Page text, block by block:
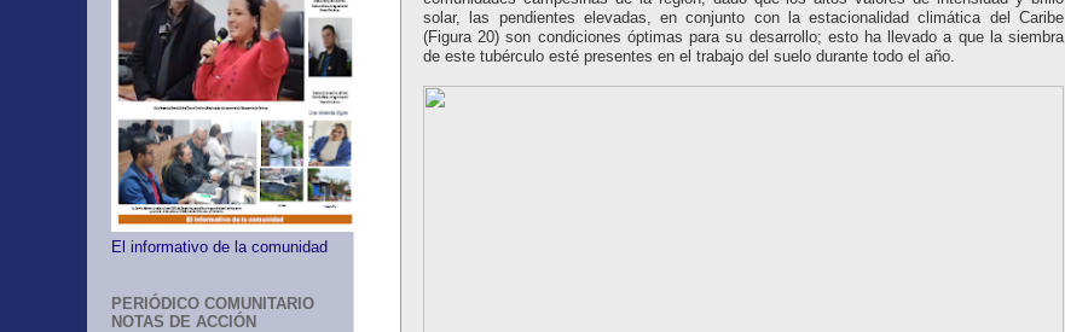
solar, las pendientes elevadas, en conjunto con la estacionalidad climática del Caribe
(Figura 20) son condiciones óptimas para su desarrollo; esto ha llevado a que la siembra
de este tubérculo esté presentes en el trabajo del suelo durante todo el año.
El informativo de la comunidad
PERIÓDICO COMUNITARIO
NOTAS DE ACCIÓN